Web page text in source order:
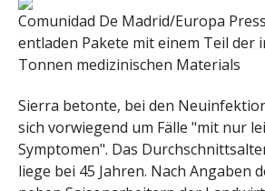
Comunidad De Madrid/Europa Press
entladen Pakete mit einem Teil der
Tonnen medizinischen Materials
Sierra betonte, bei den
sich vorwiegend um Fälle "mit nur
Symptomen". Das
liege bei 45 Jahren. Nach Angaben